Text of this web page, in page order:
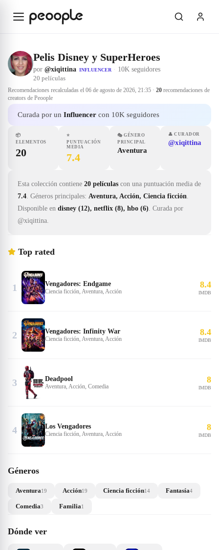
Pelis Disney y SuperHeroes
por @xiqittina INFLUENCER · 10K seguidores
20 películas
Recomendaciones recalculadas el 06 de agosto de 2026, 21:35 · 20 recomendaciones de
creators de Peoople
Curada por un Influencer con 10K seguidores
📦
ELEMENTOS
20
⭐
PUNTUACIÓN
MEDIA
7.4
🎭 GÉNERO
PRINCIPAL
Aventura
👤 CURADOR
@xiqittina
Esta colección contiene 20 películas con una puntuación media de
7.4. Géneros principales: Aventura, Acción, Ciencia ficción.
Disponible en disney (12), netflix (8), hbo (6). Curada por
@xiqittina.
Top rated
1 Vengadores: Endgame
Ciencia ficción, Aventura, Acción
8.4
IMDB
2 Vengadores: Infinity War
Ciencia ficción, Aventura, Acción
8.4
IMDB
3 Deadpool
Aventura, Acción, Comedia
8
IMDB
4 Los Vengadores
Ciencia ficción, Aventura, Acción
8
IMDB
Géneros
Aventura19 Acción19 Ciencia ficción14 Fantasía4
Comedia3 Familia1
Dónde ver